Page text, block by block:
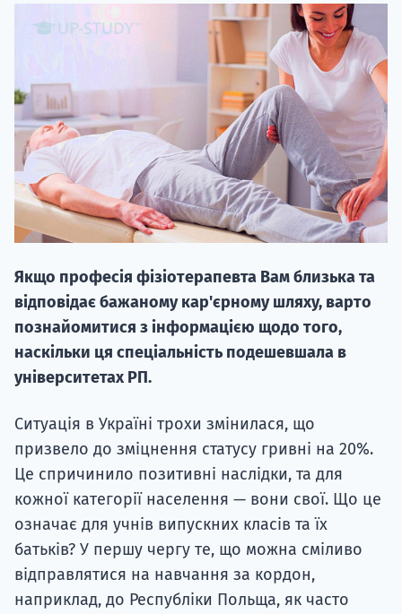
Якщо професія фізіотерапевта Вам близька та
відповідає бажаному кар'єрному шляху, варто
познайомитися з інформацією щодо того,
наскільки ця спеціальність подешевшала в
університетах РП.
Ситуація в Україні трохи змінилася, що
призвело до зміцнення статусу гривні на 20%.
Це спричинило позитивні наслідки, та для
кожної категорії населення — вони свої. Що це
означає для учнів випускних класів та їх
батьків? У першу чергу те, що можна сміливо
відправлятися на навчання за кордон,
наприклад, до Республіки Польща, як часто
НАБІР
вступ на